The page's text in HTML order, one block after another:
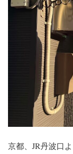
京都、JR丹波口よ